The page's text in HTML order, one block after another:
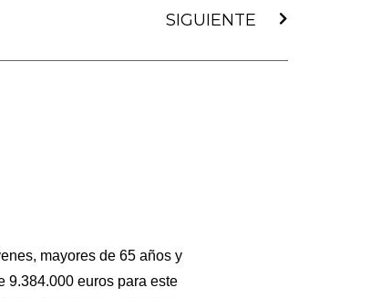
SIGUIENTE
mayores de 65 años y
9.384.000 euros para este